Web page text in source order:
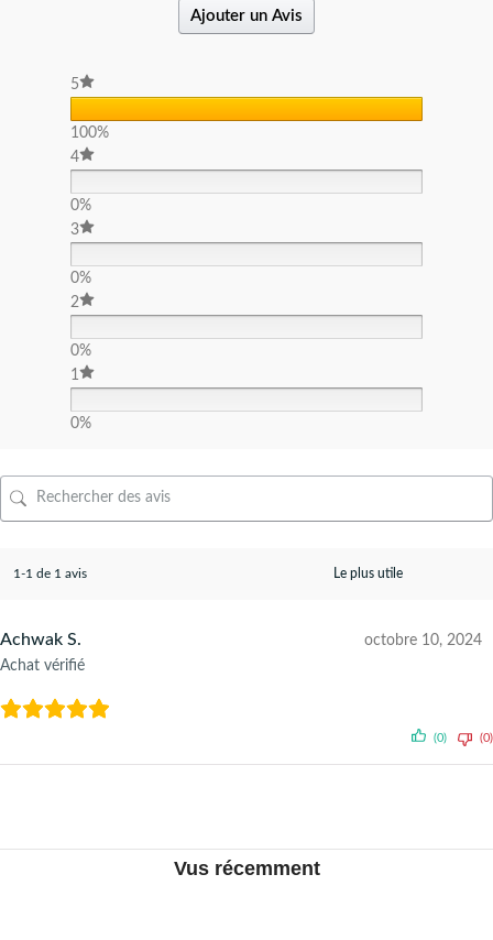
Ajouter un Avis
5
100%
4
0%
3
0%
2
0%
1
0%
1-1 de 1 avis
Achwak S.
Achat vérifié
octobre 10, 2024
(0) (0)
Vus récemment